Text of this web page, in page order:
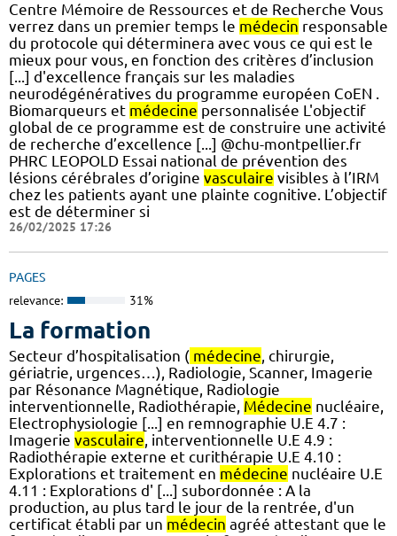
Centre Mémoire de Ressources et de Recherche Vous
verrez dans un premier temps le médecin responsable
du protocole qui déterminera avec vous ce qui est le
mieux pour vous, en fonction des critères d’inclusion
[...] d'excellence français sur les maladies
neurodégénératives du programme européen CoEN .
Biomarqueurs et médecine personnalisée L'objectif
global de ce programme est de construire une activité
de recherche d’excellence [...] @chu-montpellier.fr
PHRC LEOPOLD Essai national de prévention des
lésions cérébrales d’origine vasculaire visibles à l’IRM
chez les patients ayant une plainte cognitive. L’objectif
est de déterminer si
26/02/2025 17:26
PAGES
relevance: 31%
La formation
Secteur d’hospitalisation ( médecine , chirurgie,
gériatrie, urgences…), Radiologie, Scanner, Imagerie
par Résonance Magnétique, Radiologie
interventionnelle, Radiothérapie, Médecine nucléaire,
Electrophysiologie [...] en remnographie U.E 4.7 :
Imagerie vasculaire , interventionnelle U.E 4.9 :
Radiothérapie externe et curithérapie U.E 4.10 :
Explorations et traitement en médecine nucléaire U.E
4.11 : Explorations d' [...] subordonnée : A la
production, au plus tard le jour de la rentrée, d'un
certificat établi par un médecin agréé attestant que le